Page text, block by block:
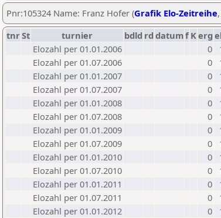
Pnr:105324 Name: Franz Hofer (Grafik Elo-Zeitreihe,
tnrSt turnier bdld rd datumf Kerg
Elozahl per 01.01.2006
0
Elozahl per 01.07.2006
0
Elozahl per 01.01.2007
0
Elozahl per 01.07.2007
0
Elozahl per 01.01.2008
0
Elozahl per 01.07.2008
0
Elozahl per 01.01.2009
0
Elozahl per 01.07.2009
0
Elozahl per 01.01.2010
0
Elozahl per 01.07.2010
0
Elozahl per 01.01.2011
0
Elozahl per 01.07.2011
0
Elozahl per 01.01.2012
0